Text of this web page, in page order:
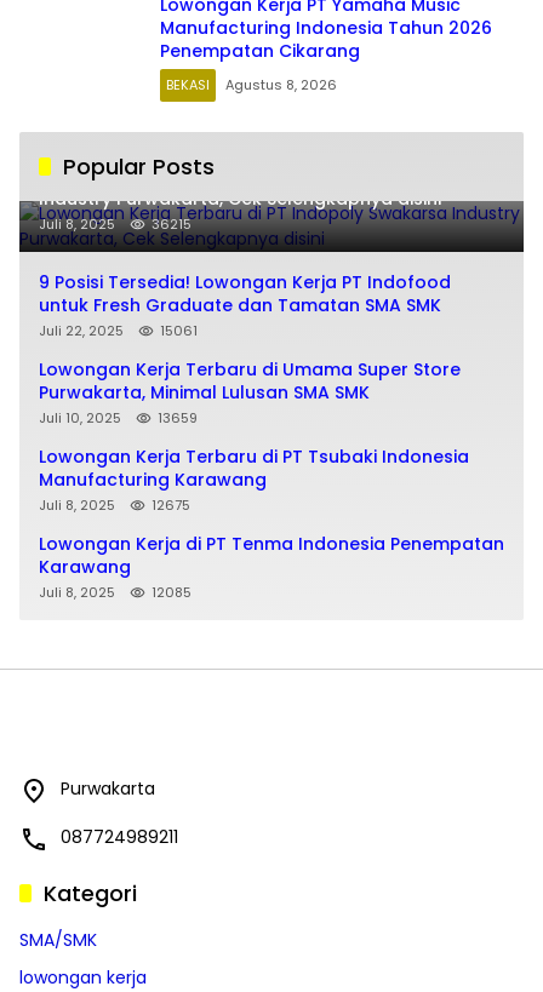
Manufacturing Indonesia Tahun 2026
Penempatan Cikarang
BEKASI Agustus 8, 2026
Popular Posts
Lowongan Kerja Terbaru di PT Indopoly Swakarsa
Industry Purwakarta, Cek Selengkapnya disini
Juli 8, 2025 36215
9 Posisi Tersedia! Lowongan Kerja PT Indofood
untuk Fresh Graduate dan Tamatan SMA SMK
Juli 22, 2025 15061
Lowongan Kerja Terbaru di Umama Super Store
Purwakarta, Minimal Lulusan SMA SMK
Juli 10, 2025 13659
Lowongan Kerja Terbaru di PT Tsubaki Indonesia
Manufacturing Karawang
Juli 8, 2025 12675
Lowongan Kerja di PT Tenma Indonesia Penempatan
Karawang
Juli 8, 2025 12085
Purwakarta
087724989211
Kategori
SMA/SMK
lowongan kerja